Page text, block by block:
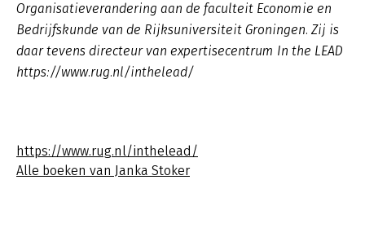
Organisatieverandering aan de faculteit Economie en
Bedrijfskunde van de Rijksuniversiteit Groningen. Zij is
daar tevens directeur van expertisecentrum In the LEAD
https://www.rug.nl/inthelead/
https://www.rug.nl/inthelead/
Alle boeken van Janka Stoker